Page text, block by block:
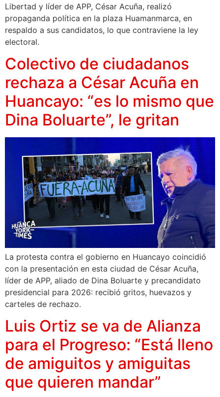
Libertad y líder de APP, César Acuña, realizó
propaganda política en la plaza Huamanmarca, en
respaldo a sus candidatos, lo que contraviene la ley
electoral.
Colectivo de ciudadanos
rechaza a César Acuña en
Huancayo: “es lo mismo que
Dina Boluarte”, le gritan
La protesta contra el gobierno en Huancayo coincidió
con la presentación en esta ciudad de César Acuña,
líder de APP, aliado de Dina Boluarte y precandidato
presidencial para 2026: recibió gritos, huevazos y
carteles de rechazo.
Luis Ortiz se va de Alianza
para el Progreso: “Está lleno
de amiguitos y amiguitas
que quieren mandar”